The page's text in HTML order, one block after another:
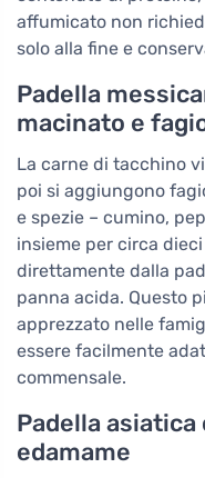
affumicato non
solo alla fine e
Padella
macinato e
La carne di tacchino
poi si aggiungono
e spezie – cumino,
insieme per circa
direttamente dalla
panna acida. Questo
apprezzato nelle
essere facilmente
commensale.
Padella
edamame